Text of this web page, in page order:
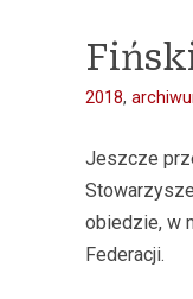
2018,
Jeszcze
obiedzie, w
Federacji.